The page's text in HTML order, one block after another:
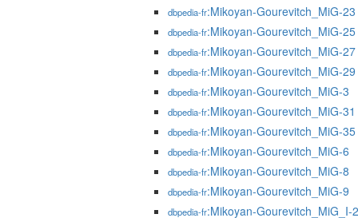
dbpedia-fr:Mikoyan-Gourevitch_MiG-23
dbpedia-fr:Mikoyan-Gourevitch_MiG-25
dbpedia-fr:Mikoyan-Gourevitch_MiG-27
dbpedia-fr:Mikoyan-Gourevitch_MiG-29
dbpedia-fr:Mikoyan-Gourevitch_MiG-3
dbpedia-fr:Mikoyan-Gourevitch_MiG-31
dbpedia-fr:Mikoyan-Gourevitch_MiG-35
dbpedia-fr:Mikoyan-Gourevitch_MiG-6
dbpedia-fr:Mikoyan-Gourevitch_MiG-8
dbpedia-fr:Mikoyan-Gourevitch_MiG-9
dbpedia-fr:Mikoyan-Gourevitch_MiG_I-